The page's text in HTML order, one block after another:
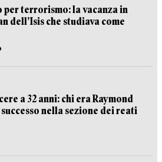
per terrorismo: la vacanza in
dell’Isis che studiava come
a 32 anni: chi era Raymond
nella sezione dei reati